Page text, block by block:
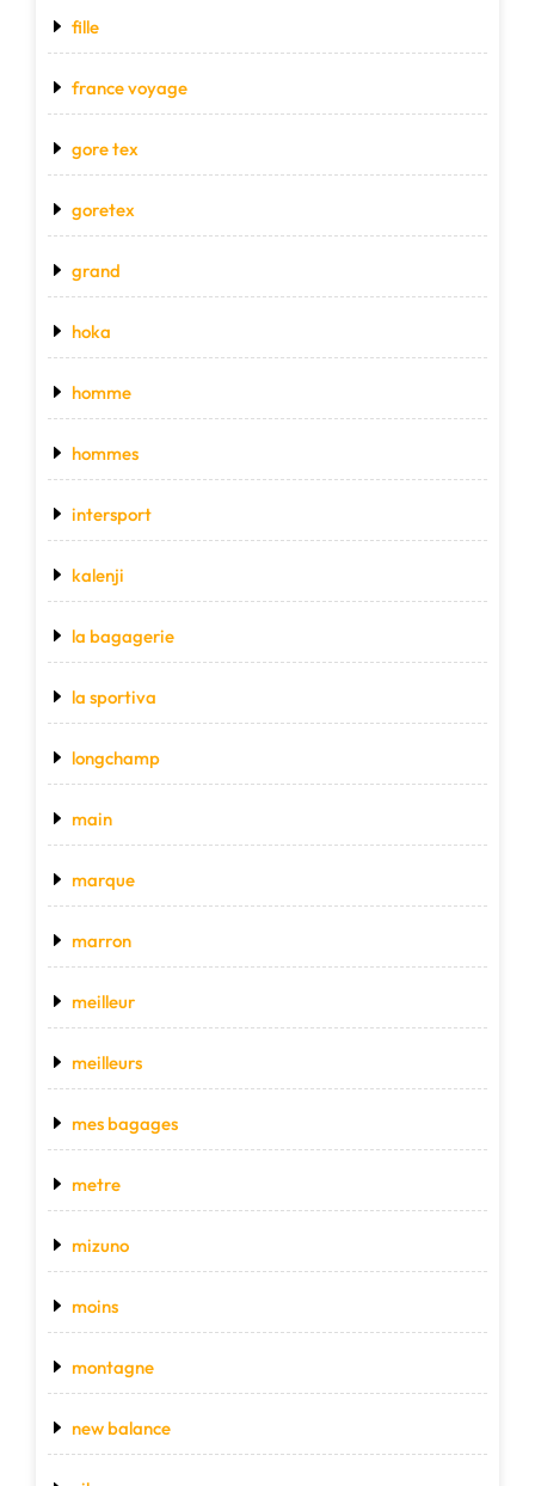
fille
france voyage
gore tex
goretex
grand
hoka
homme
hommes
intersport
kalenji
la bagagerie
la sportiva
longchamp
main
marque
marron
meilleur
meilleurs
mes bagages
metre
mizuno
moins
montagne
new balance